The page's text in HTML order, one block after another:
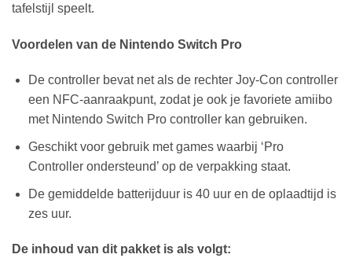
tafelstijl speelt.
Voordelen van de Nintendo Switch Pro
De controller bevat net als de rechter Joy-Con controller
een NFC-aanraakpunt, zodat je ook je favoriete amiibo
met Nintendo Switch Pro controller kan gebruiken.
Geschikt voor gebruik met games waarbij ‘Pro
Controller ondersteund’ op de verpakking staat.
De gemiddelde batterijduur is 40 uur en de oplaadtijd is
zes uur.
De inhoud van dit pakket is als volgt: